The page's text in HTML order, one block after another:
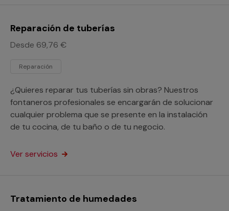
Reparación de tuberías
Desde 69,76 €
Reparación
¿Quieres reparar tus tuberías sin obras? Nuestros
fontaneros profesionales se encargarán de solucionar
cualquier problema que se presente en la instalación
de tu cocina, de tu baño o de tu negocio.
Ver servicios
Tratamiento de humedades